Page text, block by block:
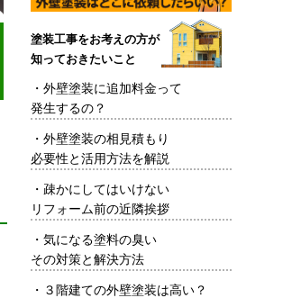
塗装工事をお考えの方が
知っておきたいこと
・ 外壁塗装に追加料金って
発生するの？
・ 外壁塗装の相見積もり
必要性と活用方法を解説
・ 疎かにしてはいけない
リフォーム前の近隣挨拶
・ 気になる塗料の臭い
その対策と解決方法
・ ３階建ての外壁塗装は高い？